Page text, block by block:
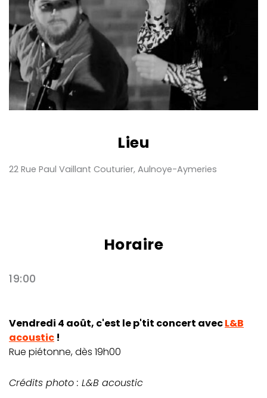
Lieu
22 Rue Paul Vaillant Couturier, Aulnoye-Aymeries
Horaire
19:00
Vendredi 4 août, c'est le p'tit concert avecL&B
acoustic !
Rue piétonne, dès 19h00
Crédits photo : L&B acoustic